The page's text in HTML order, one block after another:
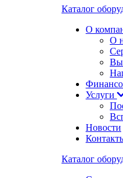
Каталог
О
О
Услуги
Новости
Каталог